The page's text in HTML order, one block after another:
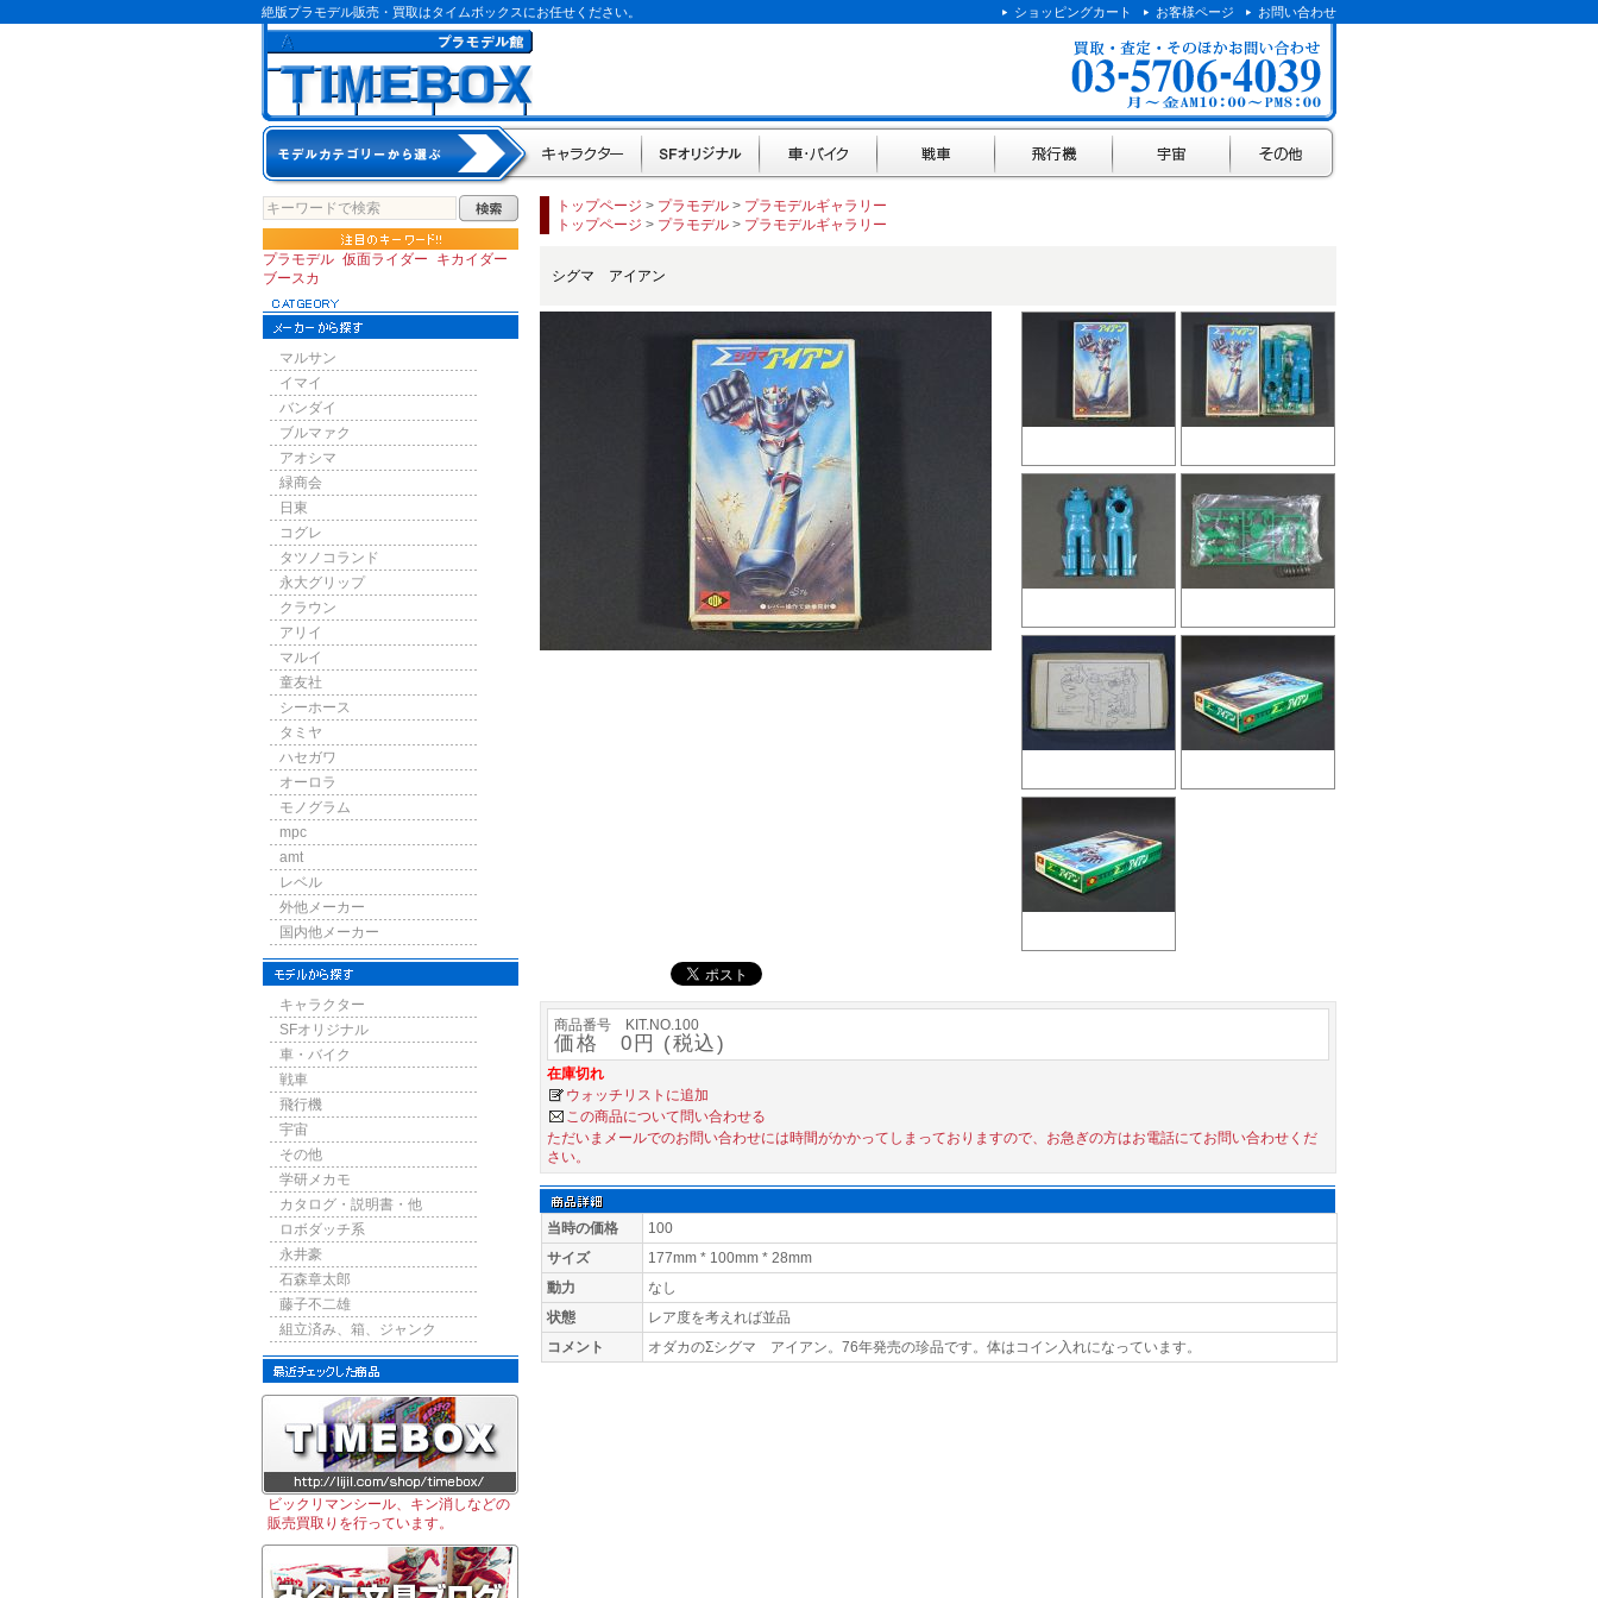
絶版プラモデル販売・買取はタイムボックスにお任せください。 ショッピングカート お客様ページ お問い合わせ
キャラクター SFオリジナル 車・バイク
プラモデル 仮面ライダー
キカイダー
ブースカ
マルサン
イマイ
バンダイ
ブルマァク
アオシマ
緑商会
日東
コグレ
タツノコランド
永大グリップ
クラウン
アリイ
マルイ
童友社
シーホース
タミヤ
ハセガワ
オーロラ
モノグラム
mpc
amt
レベル
外他メーカー
国内他メーカー
キャラクター
SFオリジナル
車・バイク
戦車
飛行機
宇宙
その他
学研メカモ
カタログ・説明書・他
ロボダッチ系
永井豪
石森章太郎
藤子不二雄
組立済み、箱、ジャンク
ビックリマンシール、キン消しなどの
販売買取りを行っています。
トップページ > プラモデル > プラモデルギャラリー
トップページ > プラモデル > プラモデルギャラリー
シグマ アイアン
商品番号 KIT.NO.100
価格 0円 (税込)
在庫切れ
ウォッチリストに追加
この商品について問い合わせる
ただいまメールでのお問い合わせには時間がかかってしまっておりますので、お急ぎの方はお電話にてお問い合わせくだ
さい。
当時の価格
100
サイズ
177mm * 100mm * 28mm
動力
なし
状態
レア度を考えれば並品
コメント
オダカのΣシグマ アイアン。76年発売の珍品です。体はコイン入れになっています。